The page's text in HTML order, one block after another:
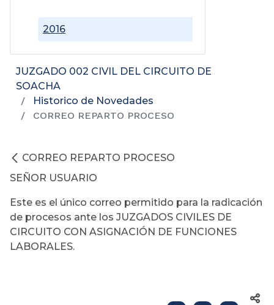
2016
JUZGADO 002 CIVIL DEL CIRCUITO DE
SOACHA
Historico de Novedades
CORREO REPARTO PROCESO
CORREO REPARTO PROCESO
SEÑOR USUARIO
Este es el único correo permitido para la radicación
de procesos ante los JUZGADOS CIVILES DE
CIRCUITO CON ASIGNACIÓN DE FUNCIONES
LABORALES.